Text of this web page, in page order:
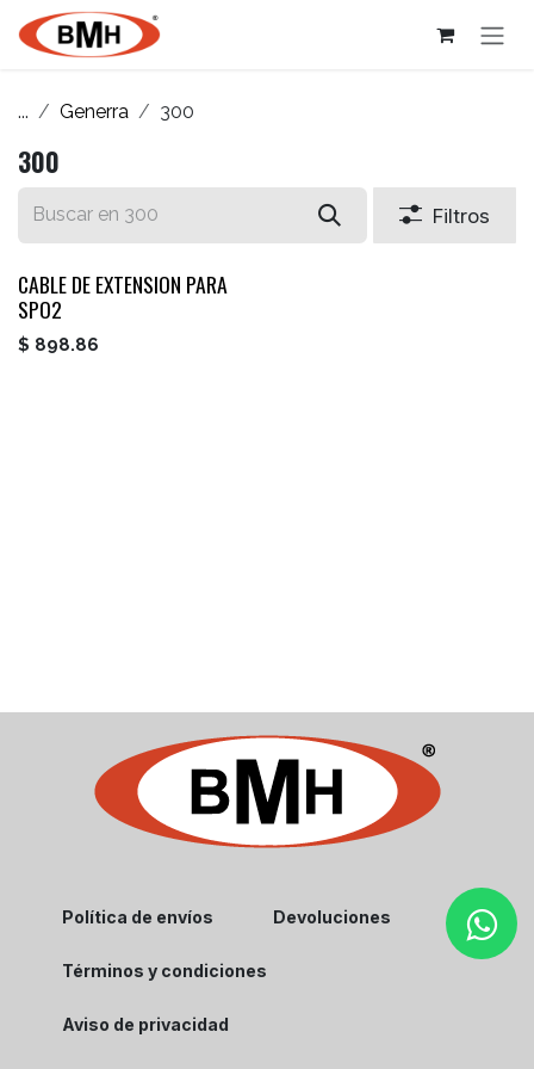
Ir al contenido
... Generra 300
300
Filtros
CABLE DE EXTENSION PARA
SPO2
$ 898.86
Política de envíos Devoluciones
Términos y condiciones
Aviso de privacidad